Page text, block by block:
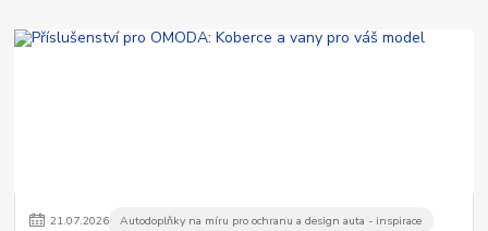
21.07.2026 Autodoplňky na míru pro ochranu a design auta - inspirace